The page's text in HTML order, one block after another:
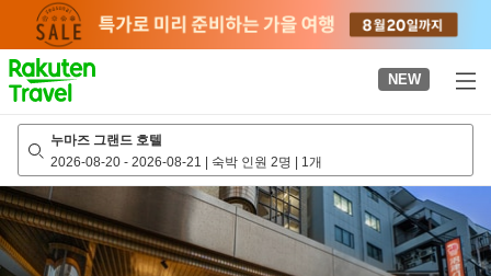
page
NEW
누마즈 그랜드 호텔
2026-08-20 - 2026-08-21 | 숙박 인원 2명 | 1개